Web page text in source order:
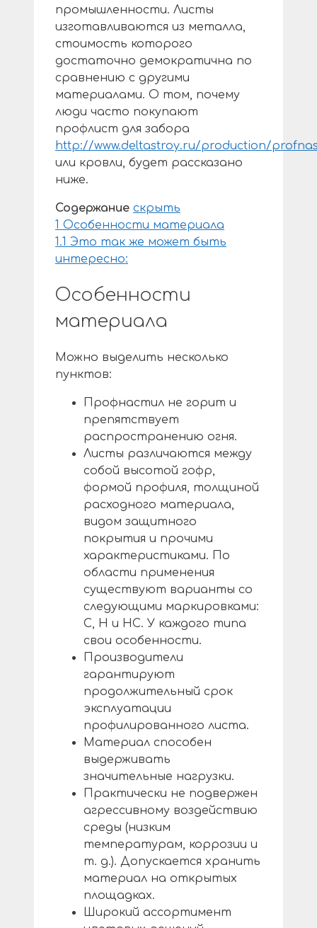
промышленности. Листы
изготавливаются из металла,
стоимость которого
достаточно демократична по
сравнению с другими
материалами. О том, почему
люди часто покупают
профлист для забора
http://www.deltastroy.ru/production/
или кровли, будет рассказано
ниже.
Содержание скрыть
1 Особенности материала
1.1 Это так же может быть
интересно:
Особенности
материала
Можно выделить несколько
пунктов:
Профнастил не горит и
препятствует
распространению огня.
Листы различаются между
собой высотой гофр,
формой профиля, толщиной
расходного материала,
видом защитного
покрытия и прочими
характеристиками. По
области применения
существуют варианты со
следующими маркировками:
С, Н и НС. У каждого типа
свои особенности.
Производители
гарантируют
продолжительный срок
эксплуатации
профилированного листа.
Материал способен
выдерживать
значительные нагрузки.
Практически не подвержен
агрессивному воздействию
среды (низким
температурам, коррозии и
т. д.). Допускается хранить
материал на открытых
площадках.
Широкий ассортимент